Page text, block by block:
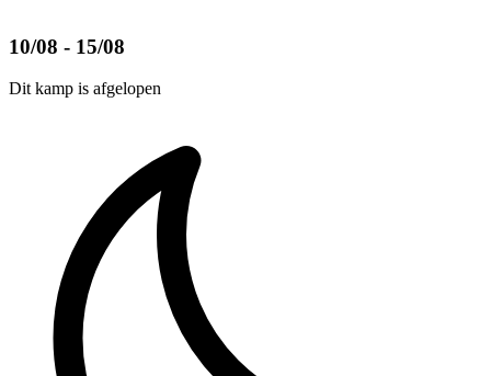
10/08 - 15/08
Dit kamp is afgelopen